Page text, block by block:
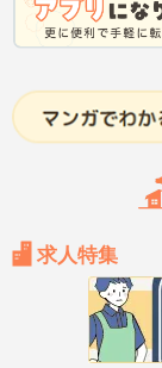
求人特集